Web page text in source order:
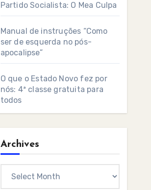
Partido Socialista: O Mea Culpa
Manual de instruções “Como
ser de esquerda no pós-
apocalipse”
O que o Estado Novo fez por
nós: 4ª classe gratuita para
todos
Archives